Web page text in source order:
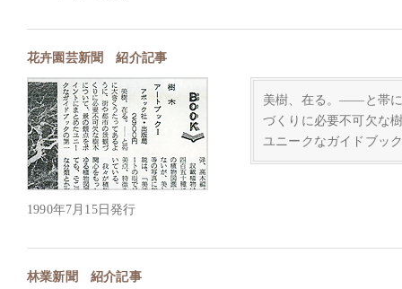
花卉園芸新聞 紹介記事
1990年7月15日発行
美樹、在る。――と帯に
づくりに必要不可欠な
ユニークなガイドブッ
林業新聞 紹介記事